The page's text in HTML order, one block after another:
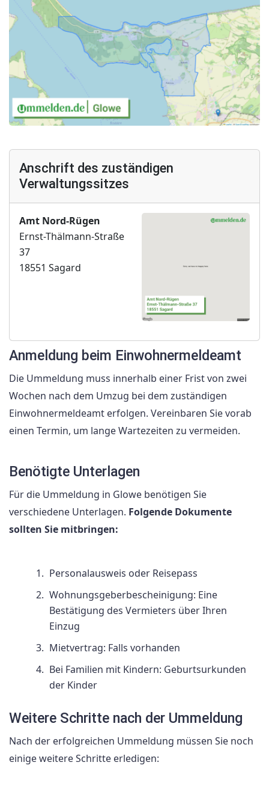
Anschrift des zuständigen
Verwaltungssitzes
Amt Nord-Rügen
Ernst-Thälmann-Straße
37
18551 Sagard
Anmeldung beim Einwohnermeldeamt
Die Ummeldung muss innerhalb einer Frist von zwei
Wochen nach dem Umzug bei dem zuständigen
Einwohnermeldeamt erfolgen. Vereinbaren Sie vorab
einen Termin, um lange Wartezeiten zu vermeiden.
Benötigte Unterlagen
Für die Ummeldung in Glowe benötigen Sie
verschiedene Unterlagen. Folgende Dokumente
sollten Sie mitbringen:
Personalausweis oder Reisepass
Wohnungsgeberbescheinigung: Eine
Bestätigung des Vermieters über Ihren
Einzug
Mietvertrag: Falls vorhanden
Bei Familien mit Kindern: Geburtsurkunden
der Kinder
Weitere Schritte nach der Ummeldung
Nach der erfolgreichen Ummeldung müssen Sie noch
einige weitere Schritte erledigen: